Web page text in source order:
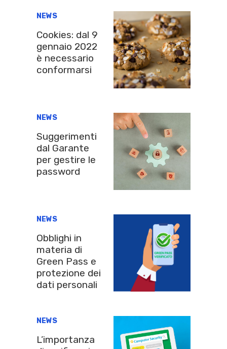
NEWS
Cookies: dal 9
gennaio 2022
è necessario
conformarsi
NEWS
Suggerimenti
dal Garante
per gestire le
password
NEWS
Obblighi in
materia di
Green Pass e
protezione dei
dati personali
NEWS
L’importanza